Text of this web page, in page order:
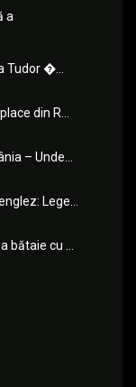
a
�...
din R...
– Unde...
Lege...
bătaie cu ...